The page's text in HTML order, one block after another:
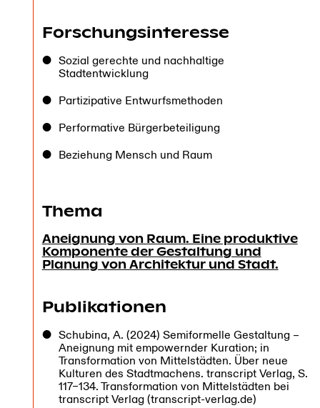
Forschungsinteresse
Sozial gerechte und nachhaltige
Stadtentwicklung
Partizipative Entwurfsmethoden
Performative Bürgerbeteiligung
Beziehung Mensch und Raum
Thema
Aneignung von Raum. Eine produktive
Komponente der Gestaltung und
Planung von Architektur und Stadt.
Publikationen
Schubina, A. (2024) Semiformelle Gestaltung –
Aneignung mit empowernder Kuration; in
Transformation von Mittelstädten. Über neue
Kulturen des Stadtmachens. transcript Verlag, S.
117–134. Transformation von Mittelstädten bei
transcript Verlag (transcript-verlag.de)